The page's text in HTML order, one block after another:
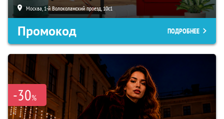
Москва, 1-й Волоколамский проезд, 10с1
Промокод ПОДРОБНЕЕ
-30%